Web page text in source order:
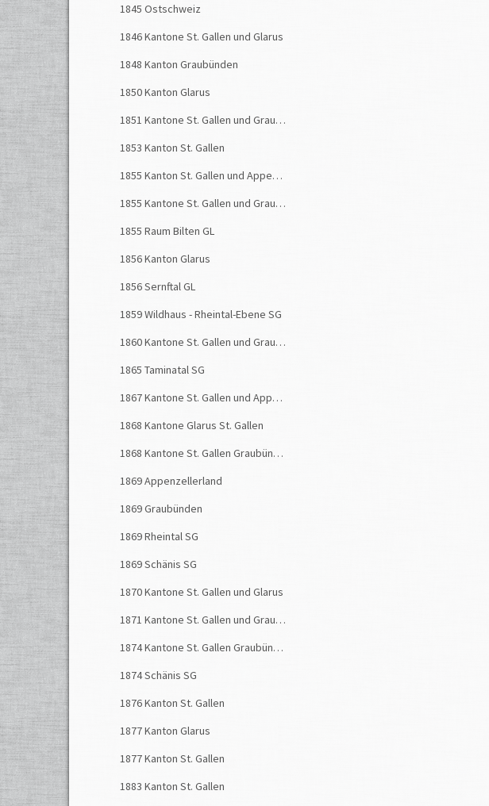
1845 Ostschweiz
1846 Kantone St. Gallen und Glarus
1848 Kanton Graubünden
1850 Kanton Glarus
1851 Kantone St. Gallen und Graubünden
1853 Kanton St. Gallen
1855 Kanton St. Gallen und Appenzellerland
1855 Kantone St. Gallen und Graubünden
1855 Raum Bilten GL
1856 Kanton Glarus
1856 Sernftal GL
1859 Wildhaus - Rheintal-Ebene SG
1860 Kantone St. Gallen und Graubünden
1865 Taminatal SG
1867 Kantone St. Gallen und Appenzell
1868 Kantone Glarus St. Gallen
1868 Kantone St. Gallen Graubünden
1869 Appenzellerland
1869 Graubünden
1869 Rheintal SG
1869 Schänis SG
1870 Kantone St. Gallen und Glarus
1871 Kantone St. Gallen und Graubünden
1874 Kantone St. Gallen Graubünden
1874 Schänis SG
1876 Kanton St. Gallen
1877 Kanton Glarus
1877 Kanton St. Gallen
1883 Kanton St. Gallen